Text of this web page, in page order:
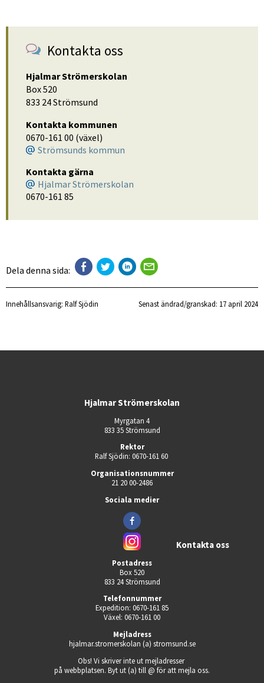
Kontakta oss
Hjalmar Strömerskolan
Box 520
833 24 Strömsund
Kontakta kommunen
0670-161 00 (växel)
Strömsunds kommun
Kontakta gärna
Hjalmar Strömerskolan
0670-161 85
Dela denna sida:
Innehållsansvarig: Ralf Sjödin Senast ändrad/granskad: 17 april 2024
Hjalmar Strömerskolan
Myrgatan 4
833 35 Strömsund
Rektor
Ralf Sjödin: 0670-161 60
Organisationsnummer
21 20 00-2486
Sociala medier
Kontakta oss
Postadress
Box 520
833 24 Strömsund
Telefonnummer
Expedition: 0670-161 85
Växel: 0670-161 00
Mejladress
hjalmar.stromerskolan (a) stromsund.se
Obs! Vi skriver inte ut mejladresser
på webbplatsen. Byt ut (a) till @ för att mejla oss.